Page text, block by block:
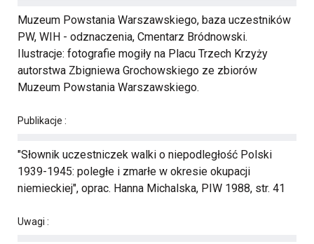
Muzeum Powstania Warszawskiego, baza uczestników
PW, WIH - odznaczenia, Cmentarz Bródnowski.
Ilustracje: fotografie mogiły na Placu Trzech Krzyży
autorstwa Zbigniewa Grochowskiego ze zbiorów
Muzeum Powstania Warszawskiego.
Publikacje :
"Słownik uczestniczek walki o niepodległość Polski
1939-1945: poległe i zmarłe w okresie okupacji
niemieckiej", oprac. Hanna Michalska, PIW 1988, str. 41
Uwagi :